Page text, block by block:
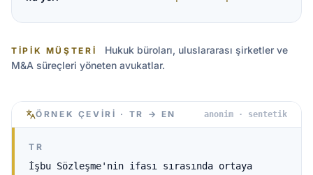
TIPIK MÜŞTERI
Hukuk büroları, uluslararası şirketler ve
M&A süreçleri yöneten avukatlar.
ÖRNEK ÇEVIRI · TR → EN anonim · sentetik
TR
İşbu Sözleşme'nin ifası sırasında ortaya